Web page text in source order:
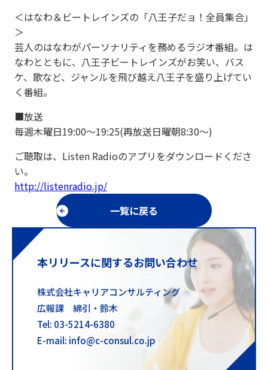
＜はなわ＆ビートレインズの「八王子だョ！全員集合」
＞
芸人のはなわがパーソナリティを務めるラジオ番組。は
なわとともに、八王子ビートレインズがお笑い、バス
ケ、歌など、ジャンルを飛び越え八王子を盛り上げてい
く番組。
■放送
毎週木曜日19:00～19:25(再放送日曜朝8:30～)
ご聴取は、Listen Radioのアプリをダウンロードくださ
い。
http://listenradio.jp/
一覧に戻る
本リリースに関するお問い合わせ
株式会社キャリアコンサルティング
広報課 綿引・鈴木
Tel: 03-5214-6380
E-mail: info@c-consul.co.jp